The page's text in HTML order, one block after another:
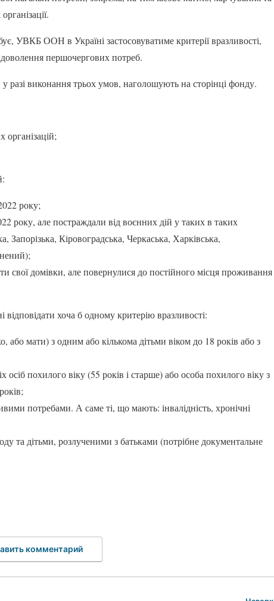
УВКБ ООН в Україні застосовуватиме критерії вразливості,
першочергових потреб.
разі виконання трьох умов, наголошують на сторінці фонду.
року;
року, але постраждали від воєнних дій у таких в таких
Запорізька, Кіровоградська, Черкаська, Харківська,
свої домівки, але повернулися до постійного місця проживання
хоча б одному критерію вразливості:
або мати) з одним або кількома дітьми віком до 18 років або з
похилого віку (55 років і старше) або особа похилого віку з
потребами. А саме ті, що мають: інвалідність, хронічні
та дітьми, розлученими з батьками (потрібне документальне
комментарий